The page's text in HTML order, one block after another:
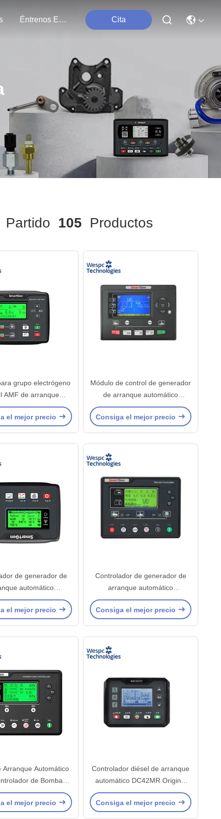
Éntrenos En Contacto Con Cita
Partido 105 Productos
grupo electrógeno
AMF de arranque
Smartgen
Original WESPC
el mejor precio
Módulo de control de generador
de arranque automático
HGM9310CAN Smartgen
Original WESPC
Consiga el mejor precio
de generador de
automático
original SmartGen
WESPC
el mejor precio
Controlador de generador de
arranque automático
HGM6120U2C Smartgen
Original WESPC, módulo AMF
Consiga el mejor precio
Arranque Automático
de Bomba
APC615 Smartgen
WESPC
el mejor precio
Controlador diésel de arranque
automático DC42MR Original
WESPC para diésel y gasolina
Consiga el mejor precio